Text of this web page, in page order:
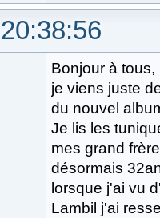
Bonjour à tous,
je viens juste
du nouvel
Je lis les
mes grand
désormais
lorsque j'ai vu
Lambil j'ai